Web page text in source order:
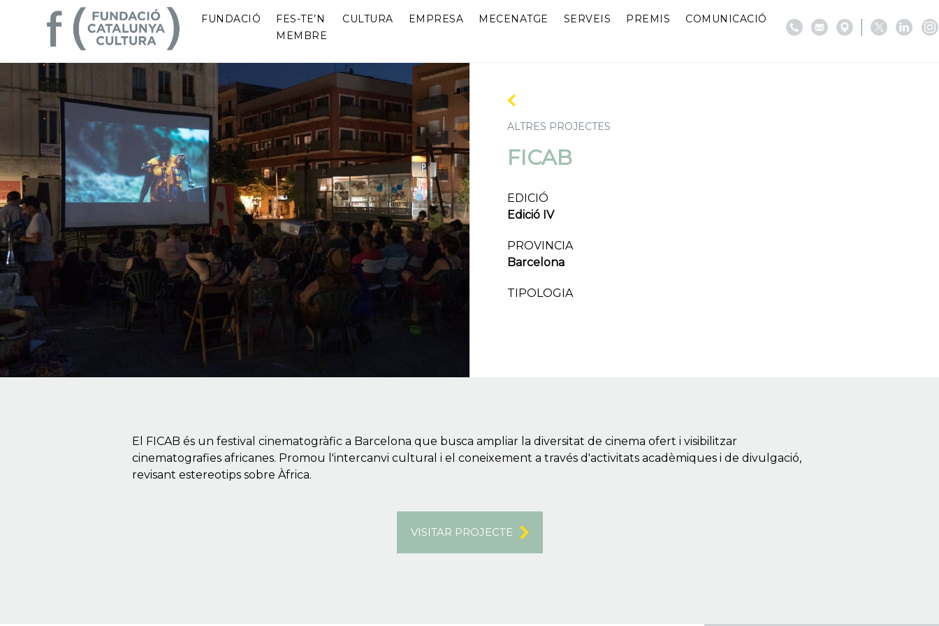
FUNDACIÓ
FES-TE’N
MEMBRE
CULTURA EMPRESA MECENATGE SERVEIS PREMIS COMUNICACIÓ
ALTRES PROJECTES
FICAB
EDICIÓ
Edició IV
PROVINCIA
Barcelona
TIPOLOGIA
El FICAB és un festival cinematogràfic a Barcelona que busca ampliar la diversitat de cinema ofert i visibilitzar
cinematografies africanes. Promou l'intercanvi cultural i el coneixement a través d'activitats acadèmiques i de divulgació,
revisant estereotips sobre Àfrica.
VISITAR PROJECTE